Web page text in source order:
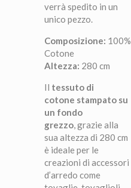
verrà spedito in un
unico pezzo.
Composizione: 100%
Cotone
Altezza: 280 cm
Il tessuto di
cotone stampato su
un fondo
grezzo, grazie alla
sua altezza di 280 cm
è ideale per le
creazioni di accessori
d’arredo come